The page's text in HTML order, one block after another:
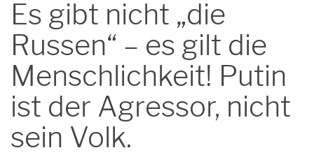
Es gibt nicht „die
Russen“ – es gilt die
Menschlichkeit! Putin
ist der Agressor, nicht
sein Volk.